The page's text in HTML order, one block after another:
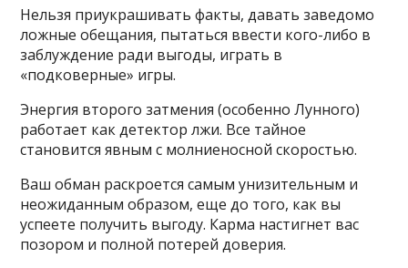
Нельзя приукрашивать факты, давать заведомо
ложные обещания, пытаться ввести кого-либо в
заблуждение ради выгоды, играть в
«подковерные» игры.
Энергия второго затмения (особенно Лунного)
работает как детектор лжи. Все тайное
становится явным с молниеносной скоростью.
Ваш обман раскроется самым унизительным и
неожиданным образом, еще до того, как вы
успеете получить выгоду. Карма настигнет вас
позором и полной потерей доверия.